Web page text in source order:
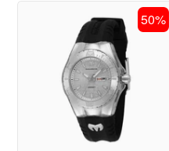
DEPORTIVO
PARA
MUJER
CRUISE
TM
122016
-
NEGRO
50%